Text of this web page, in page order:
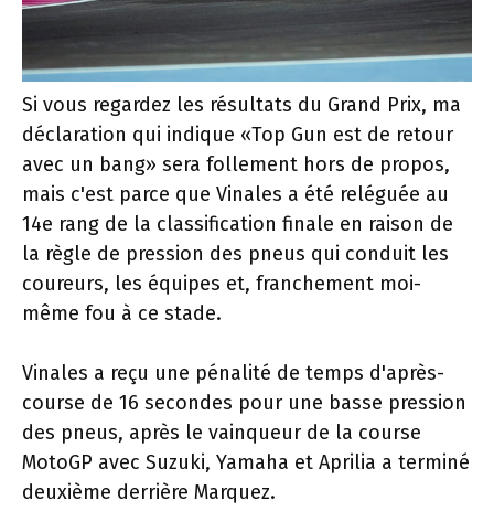
Si vous regardez les résultats du Grand Prix, ma
déclaration qui indique «Top Gun est de retour
avec un bang» sera follement hors de propos,
mais c'est parce que Vinales a été reléguée au
14e rang de la classification finale en raison de
la règle de pression des pneus qui conduit les
coureurs, les équipes et, franchement moi-
même fou à ce stade.
Vinales a reçu une pénalité de temps d'après-
course de 16 secondes pour une basse pression
des pneus, après le vainqueur de la course
MotoGP avec Suzuki, Yamaha et Aprilia a terminé
deuxième derrière Marquez.